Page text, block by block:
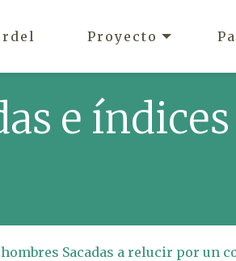
Proyecto
e índices
Sacadas a relucir por un